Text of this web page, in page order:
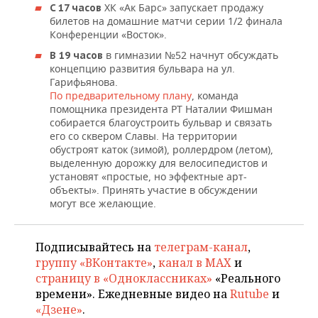
C 17 часов ХК «Ак Барс» запускает продажу
билетов на домашние матчи серии 1/2 финала
Конференции «Восток».
В 19 часов в гимназии №52 начнут обсуждать
концепцию развития бульвара на ул.
Гарифьянова.
По предварительному плану, команда
помощника президента РТ Наталии Фишман
собирается благоустроить бульвар и связать
его со сквером Славы. На территории
обустроят каток (зимой), роллердром (летом),
выделенную дорожку для велосипедистов и
установят «простые, но эффектные арт-
объекты». Принять участие в обсуждении
могут все желающие.
Подписывайтесь на телеграм-канал,
группу «ВКонтакте»,канал в MAXи
страницу в «Одноклассниках» «Реального
времени». Ежедневные видео наRutube и
«Дзене».